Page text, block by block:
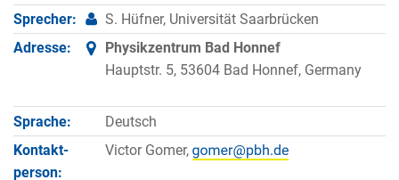
Sprecher:
S. Hüfner, Universität Saarbrücken
Adresse:
Physikzentrum Bad Honnef
Hauptstr. 5, 53604 Bad Honnef, Germany
Sprache:
Deutsch
Kontakt­
person:
Victor Gomer,